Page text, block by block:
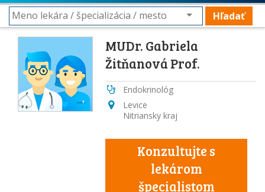
Hľadať
MUDr. Gabriela
Žitňanová Prof.
Endokrinológ
Levice
Nitriansky kraj
Konzultujte s
lekárom
špecialistom